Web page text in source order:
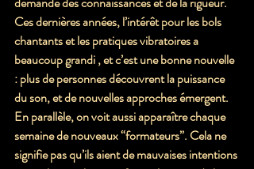
Ces dernières années, l’intérêt pour les bols
chantants et les pratiques vibratoires a
beaucoup grandi , et c’est une bonne nouvelle
: plus de personnes découvrent la puissance
du son, et de nouvelles approches émergent.
En parallèle, on voit aussi apparaître chaque
semaine de nouveaux “formateurs”. Cela ne
signifie pas qu’ils aient de mauvaises intentions